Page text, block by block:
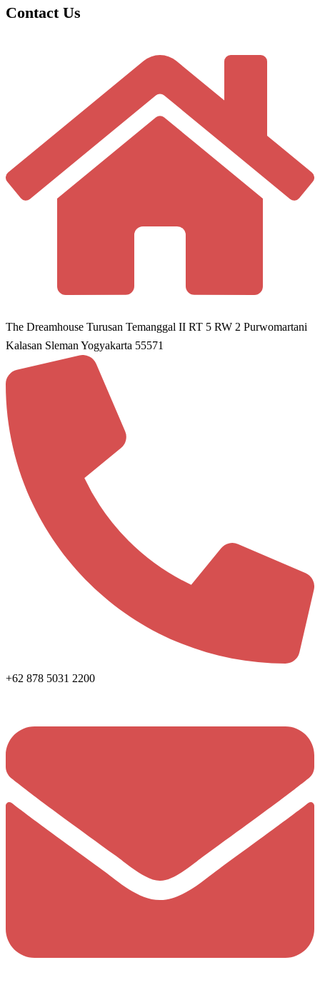
Contact Us
The Dreamhouse Turusan Temanggal II RT 5 RW 2 Purwomartani
Kalasan Sleman Yogyakarta 55571
+62 878 5031 2200